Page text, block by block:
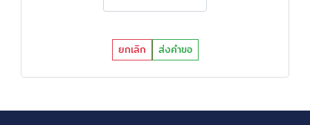
ยกเลิก ส่งคำขอ